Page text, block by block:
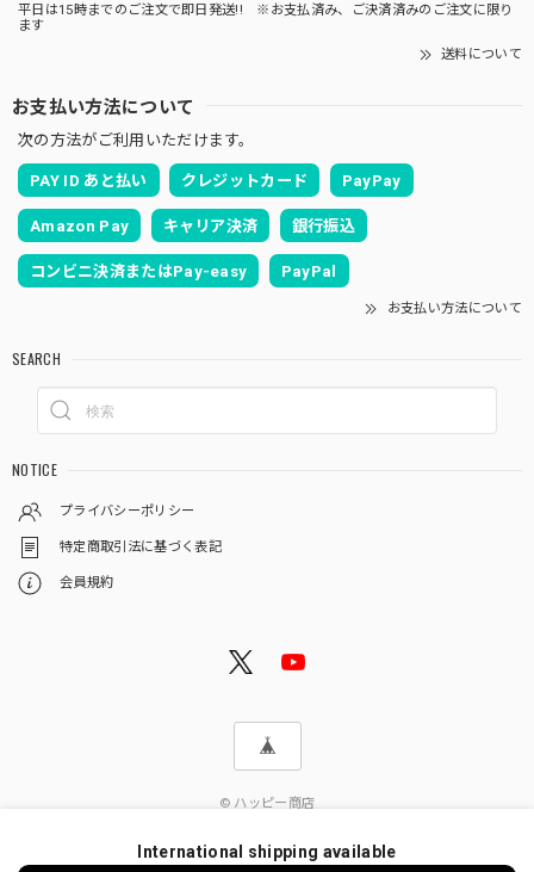
平日は15時までのご注文で即日発送!! ※お支払済み、ご決済済みのご注文に限り
ます
送料について
お支払い方法について
次の方法がご利用いただけます。
PAY ID あと払い クレジットカード PayPay
Amazon Pay キャリア決済 銀行振込
コンビニ決済またはPay-easy PayPal
お支払い方法について
SEARCH
NOTICE
プライバシーポリシー
特定商取引法に基づく表記
会員規約
© ハッピー商店
International shipping available